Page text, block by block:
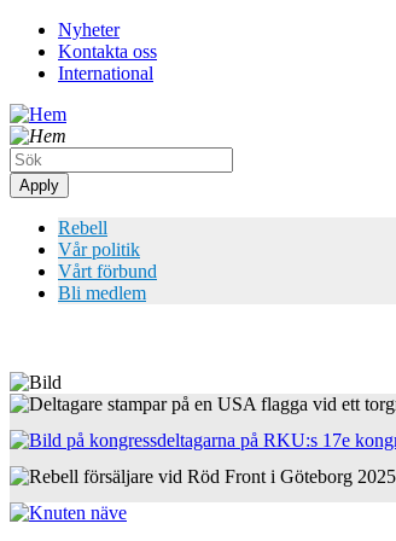
Hoppa
huvudinnehåll
Top
meny
Nyheter
Kontakta oss
International
Rebell
Vår politik
Vårt förbund
Bli medlem
Bild
Bild